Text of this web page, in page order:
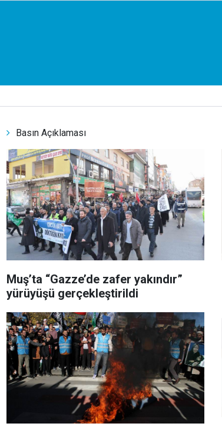
Basın Açıklaması
Muş’ta “Gazze’de zafer yakındır”
yürüyüşü gerçekleştirildi